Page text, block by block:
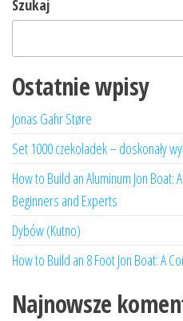
Szukaj
Ostatnie wpisy
Jonas Gahr Støre
Set 1000 czekoladek – doskonały
How to Build an Aluminum Jon
Beginners and Experts
Dybów (Kutno)
How to Build an 8 Foot Jon Boat: A
Najnowsze